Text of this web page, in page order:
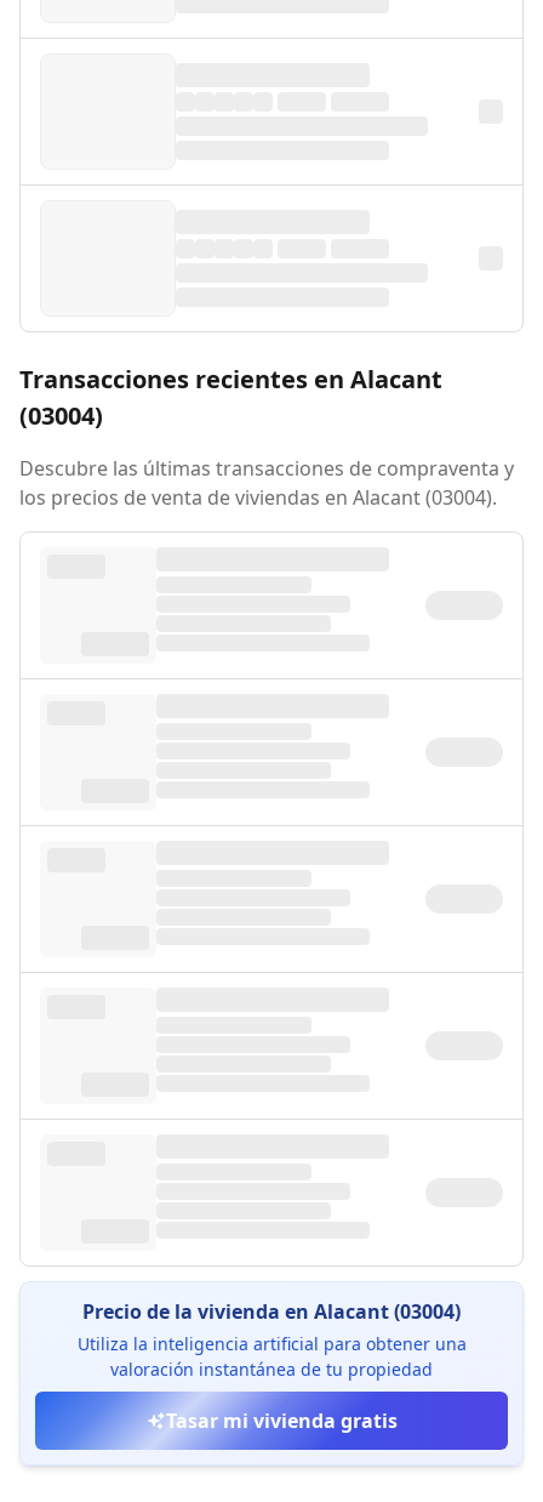
Transacciones recientes en Alacant
(03004)
Descubre las últimas transacciones de compraventa y
los precios de venta de viviendas en Alacant (03004).
Precio de la vivienda en Alacant (03004)
Utiliza la inteligencia artificial para obtener una
valoración instantánea de tu propiedad
Tasar mi vivienda gratis